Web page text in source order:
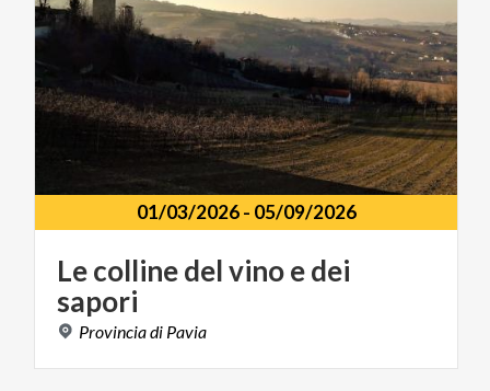
01/03/2026- 05/09/2026
Lecollinedelvinoedei
sapori
Provinciadi Pavia